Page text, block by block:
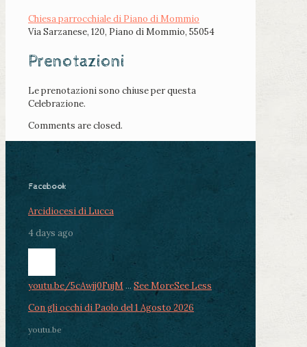
Chiesa parrocchiale di Piano di Mommio
Via Sarzanese, 120, Piano di Mommio, 55054
Prenotazioni
Le prenotazioni sono chiuse per questa
Celebrazione.
Comments are closed.
Facebook
Arcidiocesi di Lucca
4 days ago
youtu.be/5cAwjj0FujM ... See MoreSee Less
Con gli occhi di Paolo del 1 Agosto 2026
youtu.be